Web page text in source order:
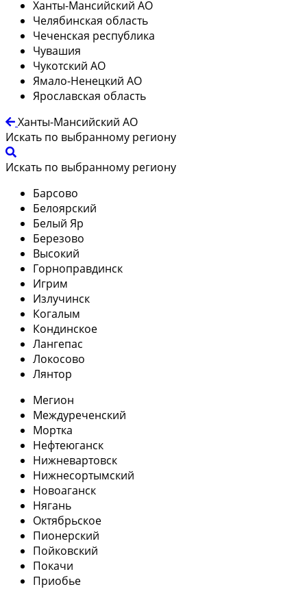
Ханты-Мансийский АО
Челябинская область
Чеченская республика
Чувашия
Чукотский АО
Ямало-Ненецкий АО
Ярославская область
Ханты-Мансийский АО
Искать по выбранному региону
Искать по выбранному региону
Барсово
Белоярский
Белый Яр
Березово
Высокий
Горноправдинск
Игрим
Излучинск
Когалым
Кондинское
Лангепас
Локосово
Лянтор
Мегион
Междуреченский
Мортка
Нефтеюганск
Нижневартовск
Нижнесортымский
Новоаганск
Нягань
Октябрьское
Пионерский
Пойковский
Покачи
Приобье